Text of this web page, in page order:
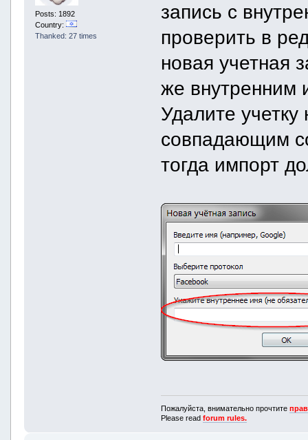
Posts: 1892
Country:
Thanked: 27 times
запись с
проверить в
новая учетная
же внутренним
Удалите
совпадающим
тогда импорт
Пожалуйста, внимательно прочтите
Please readforum rules.